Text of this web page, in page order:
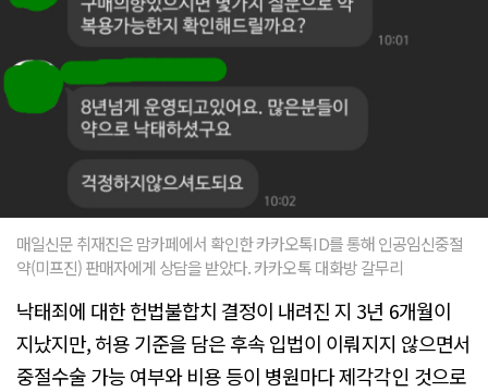
매일신문 취재진은 맘카페에서 확인한 카카오톡ID를 통해 인공임신중절
약(미프진) 판매자에게 상담을 받았다. 카카오톡 대화방 갈무리
낙태죄에 대한 헌법불합치 결정이 내려진 지 3년 6개월이
지났지만, 허용 기준을 담은 후속 입법이 이뤄지지 않으면서
중절수술 가능 여부와 비용 등이 병원마다 제각각인 것으로